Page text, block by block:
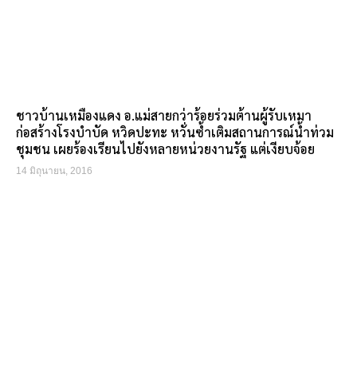
ชาวบ้านเหมืองแดง อ.แม่สายกว่าร้อยร่วมต้านผู้รับเหมา
ก่อสร้างโรงบำบัด หวิดปะทะ หวั่นซ้ำเติมสถานการณ์น้ำท่วม
ชุมชน เผยร้องเรียนไปยังหลายหน่วยงานรัฐ แต่เงียบจ้อย
14 มิถุนายน, 2016